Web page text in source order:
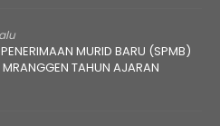
PENERIMAAN MURID BARU (SPMB)
MRANGGEN TAHUN AJARAN